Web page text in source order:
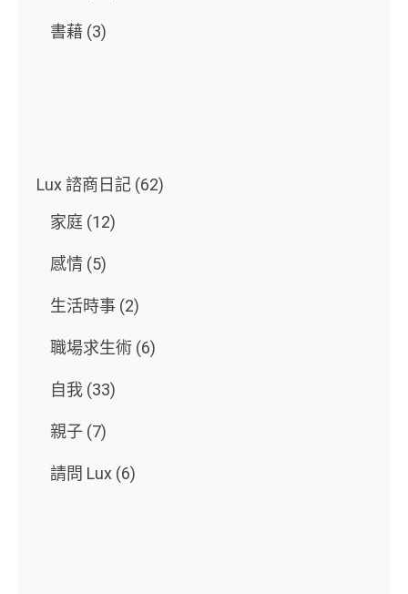
書藉 (3)
Lux 諮商日記 (62)
家庭 (12)
感情 (5)
生活時事 (2)
職場求生術 (6)
自我 (33)
親子 (7)
請問 Lux (6)